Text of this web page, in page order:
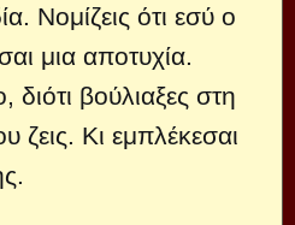
Νομίζεις ότι εσύ ο
μια αποτυχία.
διότι βούλιαξες στη
ζεις. Κι εμπλέκεσαι